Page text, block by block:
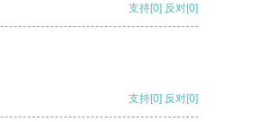
支持[0] 反对[0]
支持[0] 反对[0]